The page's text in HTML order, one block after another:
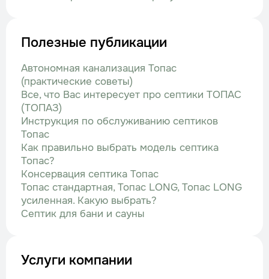
Полезные публикации
Автономная канализация Топас
(практические советы)
Все, что Вас интересует про септики ТОПАС
(ТОПАЗ)
Инструкция по обслуживанию септиков
Топас
Как правильно выбрать модель септика
Топас?
Консервация септика Топас
Топас стандартная, Топас LONG, Топас LONG
усиленная. Какую выбрать?
Септик для бани и сауны
Услуги компании